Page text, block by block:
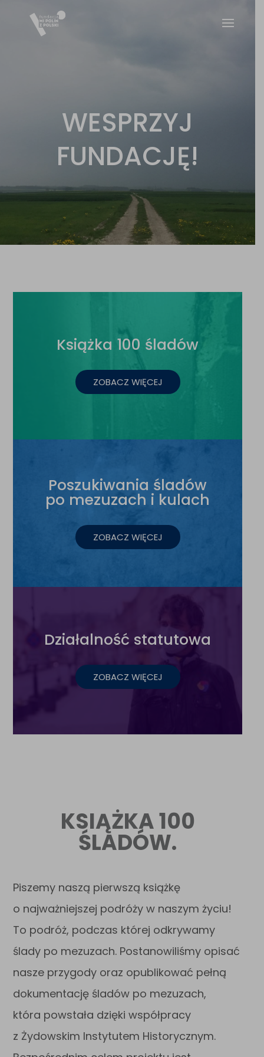
WESPRZYJ
FUNDACJĘ!
Książka 100 śladów
ZOBACZ WIĘCEJ
Poszukiwania śladów
po mezuzach i kulach
ZOBACZ WIĘCEJ
Działalność statutowa
ZOBACZ WIĘCEJ
KSIĄŻKA 100
ŚLADÓW.
Piszemy naszą pierwszą książkę
o najważniejszej podróży w naszym życiu!
To podróż, podczas której odkrywamy
ślady po mezuzach. Postanowiliśmy opisać
nasze przygody oraz opublikować pełną
dokumentację śladów po mezuzach,
która powstała dzięki współpracy
z Żydowskim Instytutem Historycznym.